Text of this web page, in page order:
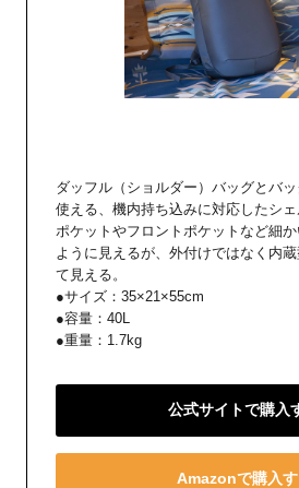
ダッフル（ショルダー）バッグとバ
使える、機内持ち込みに対応したシ
ポケットやフロントポケットなど細
ように見えるが、外付けではなく内
て見える。
●サイズ：35×21×55cm
●容量：40L
●重量：1.7kg
公式サイトで購入
Amazonで購入